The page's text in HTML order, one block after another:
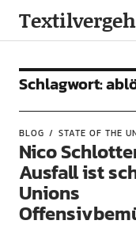
Schlagwort:
BLOG STATE OF THE
Nico
Ausfall ist
Unions